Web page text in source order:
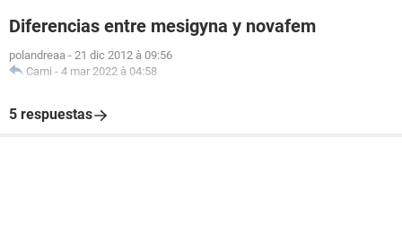
Diferencias entre mesigyna y novafem
polandreaa - 21 dic 2012 à 09:56
Cami - 4 mar 2022 à 04:58
5 respuestas